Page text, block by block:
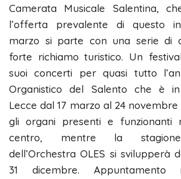
Camerata Musicale Salentina,
l’offerta prevalente di questo
marzo si parte con una serie di
forte richiamo turistico. Un
suoi concerti per quasi tutto
Organistico del Salento che è
Lecce dal 17 marzo al 24
gli organi presenti e funzionanti
centro, mentre la stagione
dell’Orchestra OLES si svilupperà
31 dicembre. Appuntamento